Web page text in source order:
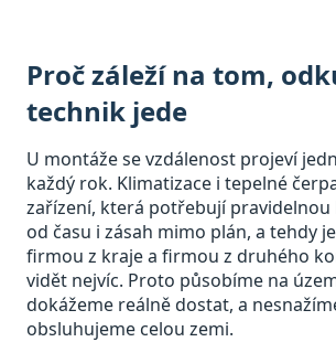
Proč záleží na tom,
technik jede
U montáže se vzdálenost projeví
každý rok. Klimatizace i tepelné
zařízení, která potřebují pravidelnou
od času i zásah mimo plán, a tehdy
firmou z kraje a firmou z druhého
vidět nejvíc. Proto působíme na
dokážeme reálně dostat, a
obsluhujeme celou zemi.